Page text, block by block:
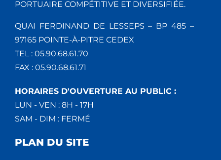
PORTUAIRE COMPÉTITIVE ET DIVERSIFIÉE.
QUAI FERDINAND DE LESSEPS – BP 485 –
97165 POINTE-À-PITRE CEDEX
TEL : 05.90.68.61.70
FAX : 05.90.68.61.71
HORAIRES D'OUVERTURE AU PUBLIC :
LUN - VEN : 8H - 17H
SAM - DIM : FERMÉ
PLAN DU SITE